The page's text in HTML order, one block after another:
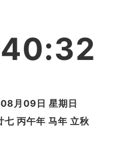
月09日 星期日
七 丙午年 马年 立秋